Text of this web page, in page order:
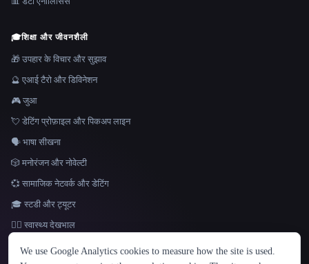
भाषा
English español Français Русский 简体中文
🎓शिक्षा और जीवनशैली
🎁 उपहार के विचार और सुझाव
🔮 एआई टैरो और डिविनेशन
🎮 जुआ
💘 डेटिंग प्रोफ़ाइल और पिकअप लाइन
🗣️ भाषा सीखना
🎲 मनोरंजन और नोवेल्टी
💞 सामाजिक नेटवर्क और डेटिंग
🎓 स्टडी और ट्यूटर
👩‍⚕️ स्वास्थ्य देखभाल
We use Google Analytics cookies to measure how the site is used.